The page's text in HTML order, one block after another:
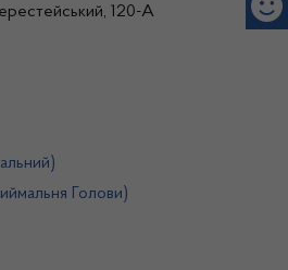
120-А
Голови)